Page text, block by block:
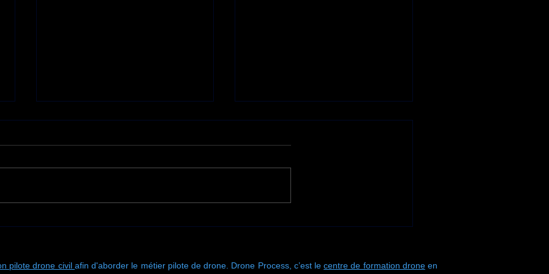
pilote drone civil afin d'aborder le métier pilote de drone. Drone Process, c’est lecentre de formation droneen